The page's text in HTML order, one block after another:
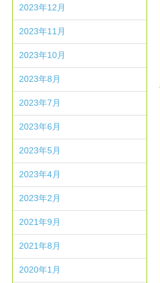
2023年12月
2023年11月
2023年10月
2023年8月
2023年7月
2023年6月
2023年5月
2023年4月
2023年2月
2021年9月
2021年8月
2020年1月